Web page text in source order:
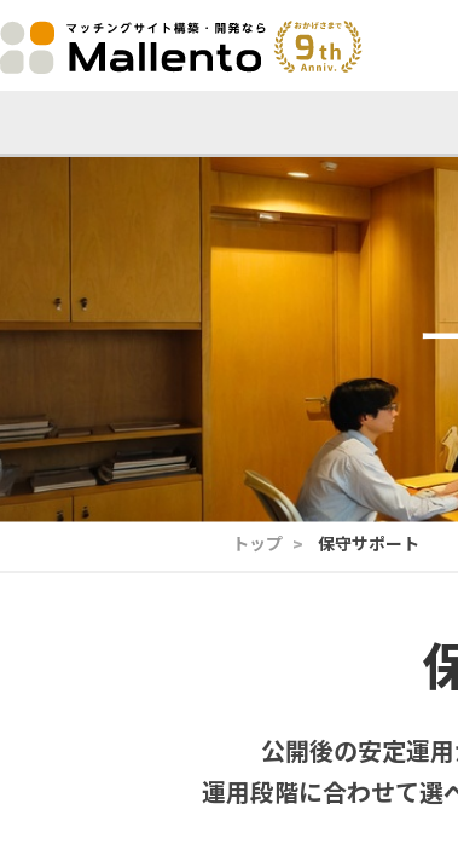
トップ > 保守サポート
公開後の安定運
運用段階に合わせて選